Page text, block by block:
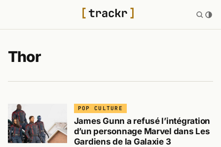
Thor
POP CULTURE
James Gunn a refusé l’intégration
d’un personnage Marvel dans Les
Gardiens de la Galaxie 3